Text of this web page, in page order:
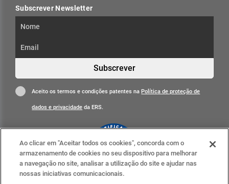
Subscrever Newsletter
Subscrever
Aceito os termos e condições patentes naPolítica de proteção de
dados e privacidade da ERS.
Clique para mais informações
Ao clicar em "Aceitar todos os cookies", concorda com o
armazenamento de cookies no seu dispositivo para melhorar
a navegação no site, analisar a utilização do site e ajudar nas
nossas iniciativas comunicacionais.